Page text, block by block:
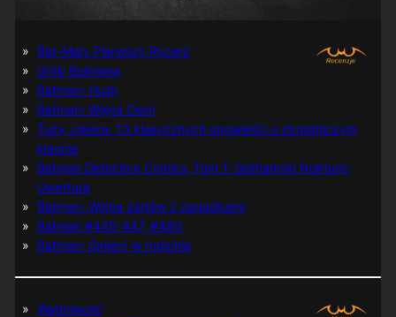
Bat-Man: Pierwszy Rycerz
Grób Batmana
Batman: Hush
Batman: Wojna Cieni
Tuzy Jokera: 13 klasycznych opowieści o zbrodniczym
klaunie
Batman Detective Comics, Tom 1: Gothamski Nokturn:
Uwertura
Batman: Wojna żartów z zagadkami
Batman #445-447, #480
Batman: Śmierć w rodzinie
Wątpliwość